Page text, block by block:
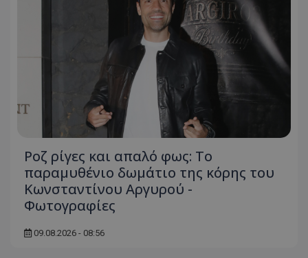
Ροζ ρίγες και απαλό φως: Το
παραμυθένιο δωμάτιο της κόρης του
Κωνσταντίνου Αργυρού -
Φωτογραφίες
09.08.2026 - 08:56